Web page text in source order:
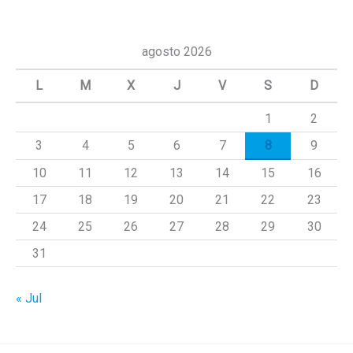
a
agosto 2026
L M X J V S D
1
2
3
4 5 6 7 8
9
10
11 12 13 14 15
16
17
18 19 20 21 22
23
24
25 26 27 28 29
30
31
« Jul